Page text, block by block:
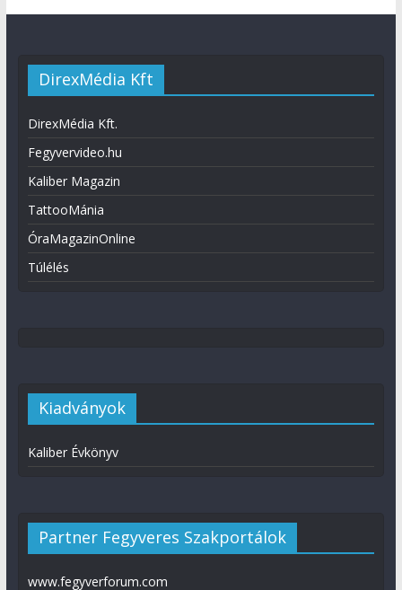
DirexMédia Kft
DirexMédia Kft.
Fegyvervideo.hu
Kaliber Magazin
TattooMánia
ÓraMagazinOnline
Túlélés
Kiadványok
Kaliber Évkönyv
Partner Fegyveres Szakportálok
www.fegyverforum.com